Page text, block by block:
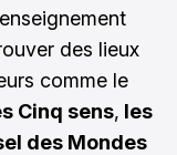
des lieux
comme le
Cinq sens, les
des Mondes